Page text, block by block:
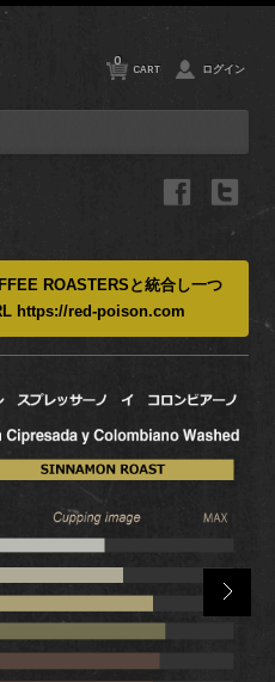
CART
0
ログイン
ROASTERSと統合し一つ
https://red-poison.com